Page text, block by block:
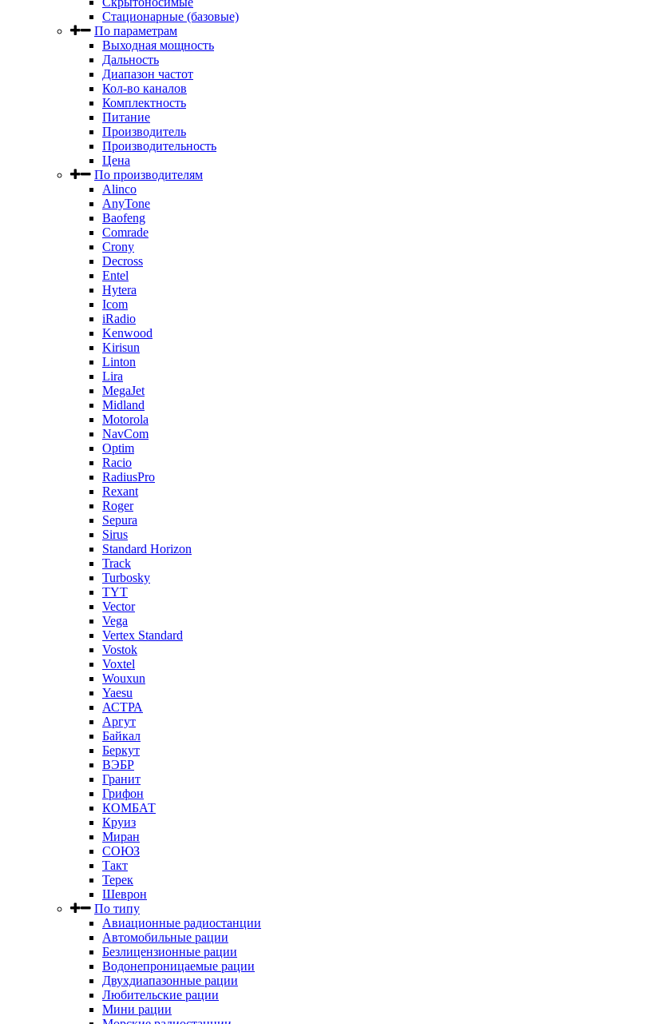
Стационарные (базовые)
По параметрам
Выходная мощность
Дальность
Диапазон частот
Кол-во каналов
Комплектность
Питание
Производитель
Производительность
Цена
По производителям
Alinco
AnyTone
Baofeng
Comrade
Crony
Decross
Entel
Hytera
Icom
iRadio
Kenwood
Kirisun
Linton
Lira
MegaJet
Midland
Motorola
NavCom
Optim
Racio
RadiusPro
Rexant
Roger
Sepura
Sirus
Standard Horizon
Track
Turbosky
TYT
Vector
Vega
Vertex Standard
Vostok
Voxtel
Wouxun
Yaesu
АСТРА
Аргут
Байкал
Беркут
ВЭБР
Гранит
Грифон
КОМБАТ
Круиз
Миран
СОЮЗ
Такт
Терек
Шеврон
По типу
Авиационные радиостанции
Автомобильные рации
Безлицензионные рации
Водонепроницаемые рации
Двухдиапазонные рации
Любительские рации
Мини рации